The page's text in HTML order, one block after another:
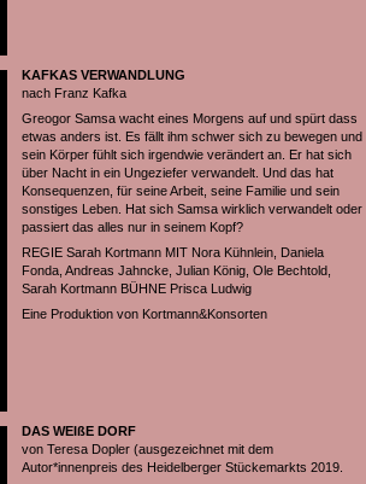
KAFKAS VERWANDLUNG
nach Franz Kafka
Greogor Samsa wacht eines Morgens auf und spürt dass
etwas anders ist. Es fällt ihm schwer sich zu bewegen und
sein Körper fühlt sich irgendwie verändert an. Er hat sich
über Nacht in ein Ungeziefer verwandelt. Und das hat
Konsequenzen, für seine Arbeit, seine Familie und sein
sonstiges Leben. Hat sich Samsa wirklich verwandelt oder
passiert das alles nur in seinem Kopf?
REGIE Sarah Kortmann MIT Nora Kühnlein, Daniela
Fonda, Andreas Jahncke, Julian König, Ole Bechtold,
Sarah Kortmann BÜHNE Prisca Ludwig
Eine Produktion von Kortmann&Konsorten
DAS WEIßE DORF
von Teresa Dopler (ausgezeichnet mit dem
Autor*innenpreis des Heidelberger Stückemarkts 2019.